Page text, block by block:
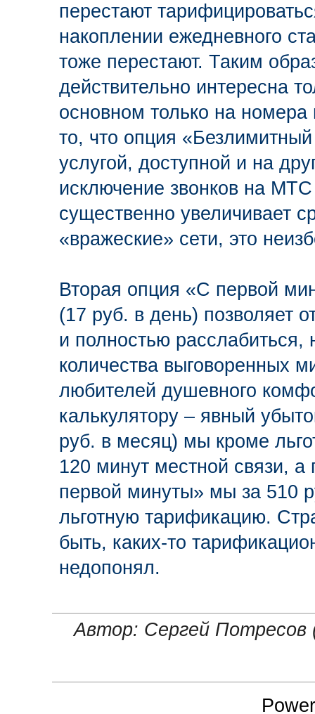
перестают
накоплении ежедневного
тоже перестают. Таким
действительно интересна
основном только на номера
то, что опция
услугой, доступной и на
исключение звонков на МТС
существенно увеличивает
«вражеские» сети, это
Вторая опция «С первой
(17 руб. в день) позволяет
и полностью
количества выговоренных
любителей душевного
калькулятору – явный
руб. в месяц) мы кроме
120 минут местной связи,
первой минуты» мы за 510
льготную тарификацию.
быть, каких-то
недопонял.
Автор: Сергей Потресов